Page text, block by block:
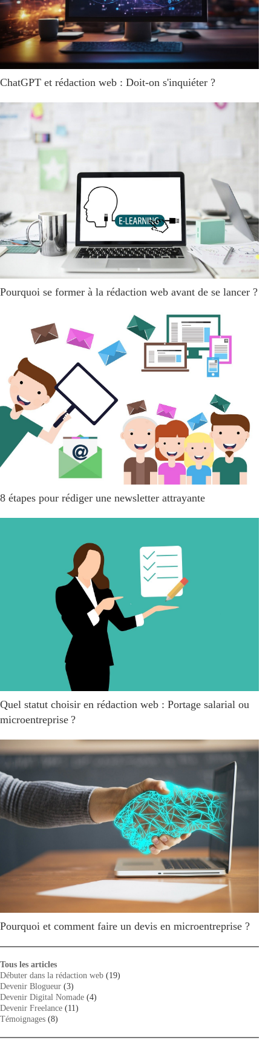
ChatGPT et rédaction web : Doit-on s'inquiéter ?
Pourquoi se former à la rédaction web avant de se lancer ?
8 étapes pour rédiger une newsletter attrayante
Quel statut choisir en rédaction web : Portage salarial ou
microentreprise ?
Pourquoi et comment faire un devis en microentreprise ?
Tous les articles
Débuter dans la rédaction web (19)
Devenir Blogueur (3)
Devenir Digital Nomade (4)
Devenir Freelance (11)
Témoignages (8)